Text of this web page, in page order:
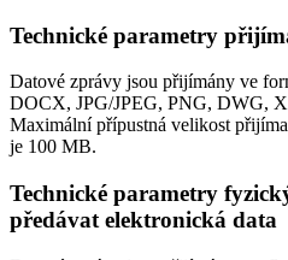
Technické parametry
Datové zprávy jsou přijímány ve
DOCX, JPG/JPEG, PNG, DWG,
Maximální přípustná velikost
je 100 MB.
Technické parametry
předávat elektronická data